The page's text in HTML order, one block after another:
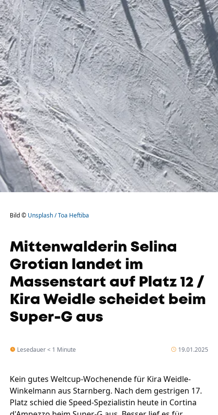
Bild © Unsplash / Toa Heftiba
Mittenwalderin Selina
Grotian landet im
Massenstart auf Platz 12 /
Kira Weidle scheidet beim
Super-G aus
Lesedauer < 1 Minute 19.01.2025
Kein gutes Weltcup-Wochenende für Kira Weidle-
Winkelmann aus Starnberg. Nach dem gestrigen 17.
Platz schied die Speed-Spezialistin heute in Cortina